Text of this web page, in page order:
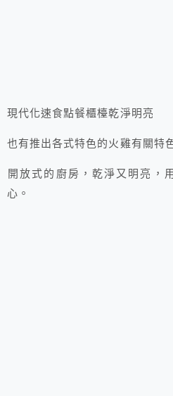
現代化速食點餐櫃檯乾淨明亮
也有推出各式特色的火雞有關特
開放式的廚房，乾淨又明亮，
心。